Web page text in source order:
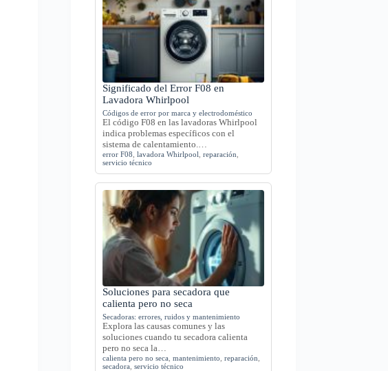
Significado del Error F08 en
Lavadora Whirlpool
Códigos de error por marca y electrodoméstico
El código F08 en las lavadoras Whirlpool
indica problemas específicos con el
sistema de calentamiento.…
error F08 ,lavadora Whirlpool ,reparación
servicio técnico
Soluciones para secadora que
calienta pero no seca
Secadoras: errores, ruidos y mantenimiento
Explora las causas comunes y las
soluciones cuando tu secadora calienta
pero no seca la…
calienta pero no seca ,mantenimiento ,reparación
secadora ,servicio técnico